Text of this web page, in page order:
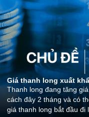
Giá thanh long xuất
Thanh long đang tăng
cách đây 2 tháng và có
giá thanh long bắt đầu đi